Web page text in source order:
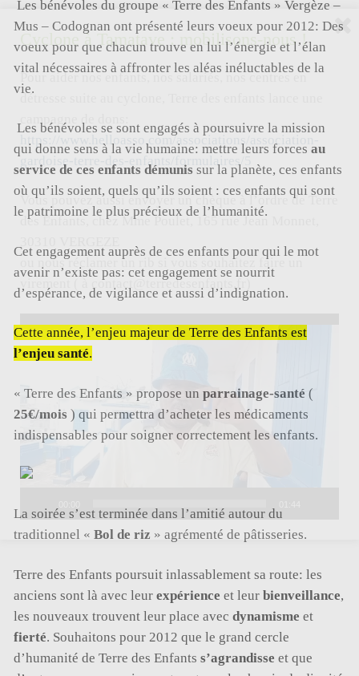
Les bénévoles du groupe « Terre des Enfants » Vergèze –
Mus – Codognan ont présenté leurs voeux pour 2012: Des
voeux pour que chacun trouve en lui l’énergie et l’élan
vital nécessaires à affronter les aléas inéluctables de la
vie.
Les bénévoles se sont engagés à poursuivre la mission
qui donne sens à la vie humaine: mettre leurs forces au
service de ces enfants démunis sur la planète, ces enfants
où qu’ils soient, quels qu’ils soient : ces enfants qui sont
le patrimoine le plus précieux de l’humanité.
Cet engagement auprès de ces enfants pour qui le mot
avenir n’existe pas: cet engagement se nourrit
d’espérance, de vigilance et aussi d’indignation.
Cette année, l’enjeu majeur de Terre des Enfants est
l’enjeu santé.
« Terre des Enfants » propose un parrainage-santé (
25€/mois ) qui permettra d’acheter les médicaments
indispensables pour soigner correctement les enfants.
La soirée s’est terminée dans l’amitié autour du
traditionnel « Bol de riz » agrémenté de pâtisseries.
Terre des Enfants poursuit inlassablement sa route: les
anciens sont là avec leur expérience et leur bienveillance,
les nouveaux trouvent leur place avec dynamisme et
fierté. Souhaitons pour 2012 que le grand cercle
d’humanité de Terre des Enfants s’agrandisse et que
Cyclone à Tamatave : mobilisons-nous !
Pour aider nos enfants, nos salariés, nos centres en
détresse suite au cyclone, Terre des enfants lance une
https://www.helloasso.com/associations/association-
Vous pouvez aussi envoyer un chèque à l’ordre de Terre
des Enfants, chez Mme Poulet, 165 rue Jean Monnet,
ou nous réclamer un rib si vous souhaitez faire un
virement ( à contact@terredesenfants.fr)
vidéo